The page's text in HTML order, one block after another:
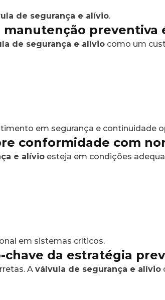
de segurança e alívio.
preventiva
de segurança e alívio como um
em segurança e continuidade
conformidade com
e alívio esteja em condições
em sistemas críticos.
da estratégia
Aválvula de segurança e alívio